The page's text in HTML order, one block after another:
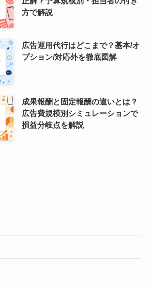
方で解説
広告運用代行はどこまで？基本/オ
プション/対応外を徹底図解
成果報酬と固定報酬の違いとは？
広告費規模別シミュレーションで
損益分岐点を解説